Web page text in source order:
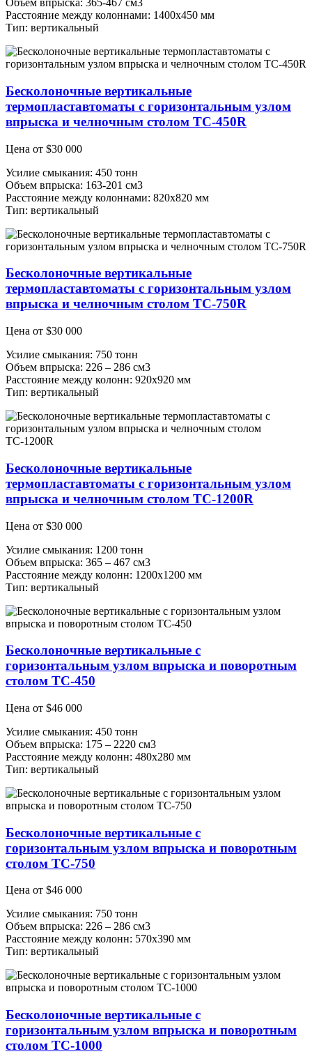
Объем впрыска: 365-467 см3
Расстояние между колоннами: 1400х450 мм
Тип: вертикальный
Бесколоночные вертикальные
термопластавтоматы с горизонтальным узлом
впрыска и челночным столом ТС-450R
Цена от $30 000
Усилие смыкания: 450 тонн
Объем впрыска: 163-201 см3
Расстояние между колоннами: 820х820 мм
Тип: вертикальный
Бесколоночные вертикальные
термопластавтоматы с горизонтальным узлом
впрыска и челночным столом TC-750R
Цена от $30 000
Усилие смыкания: 750 тонн
Объем впрыска: 226 – 286 см3
Расстояние между колонн: 920х920 мм
Тип: вертикальный
Бесколоночные вертикальные
термопластавтоматы с горизонтальным узлом
впрыска и челночным столом ТС-1200R
Цена от $30 000
Усилие смыкания: 1200 тонн
Объем впрыска: 365 – 467 см3
Расстояние между колонн: 1200х1200 мм
Тип: вертикальный
Бесколоночные вертикальные с
горизонтальным узлом впрыска и поворотным
столом TC-450
Цена от $46 000
Усилие смыкания: 450 тонн
Объем впрыска: 175 – 2220 см3
Расстояние между колонн: 480х280 мм
Тип: вертикальный
Бесколоночные вертикальные с
горизонтальным узлом впрыска и поворотным
столом ТС-750
Цена от $46 000
Усилие смыкания: 750 тонн
Объем впрыска: 226 – 286 см3
Расстояние между колонн: 570х390 мм
Тип: вертикальный
Бесколоночные вертикальные с
горизонтальным узлом впрыска и поворотным
столом ТС-1000